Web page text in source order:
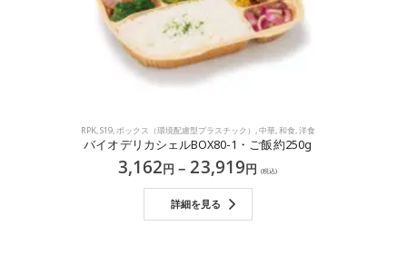
RPK,S19,ボックス（環境配慮型プラスチック） ,中華,和食,洋食
バイオデリカシェルBOX80-1・ご飯約250g
3,162円 –23,919円 (税込)
詳細を見る